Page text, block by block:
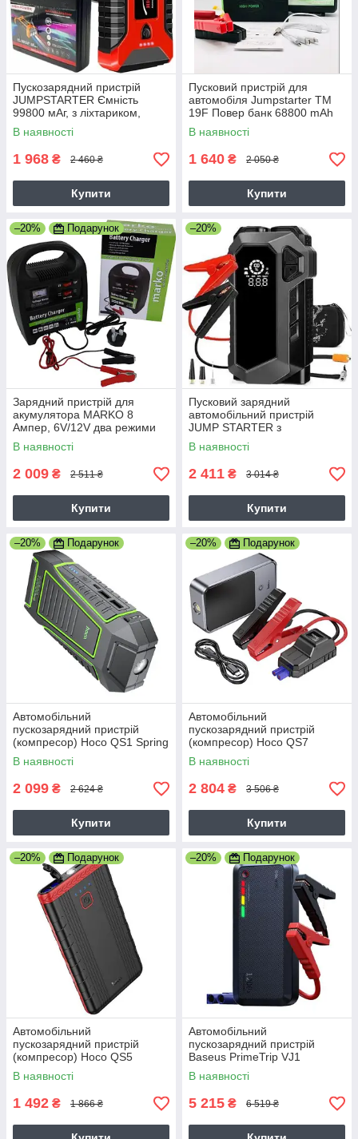
Пускозарядний пристрій
JUMPSTARTER Ємність
99800 мАг, з ліхтариком,
power bank, 4 USB (99800
BEZ)
В наявності
1 968 ₴ 2 460 ₴
Купити
Пусковий пристрій для
автомобіля Jumpstarter TM
19F Повер банк 68800 mAh
(300/600A) ПЗП для
автомобіля
В наявності
1 640 ₴ 2 050 ₴
Купити
–20% Подарунок
Зарядний пристрій для
акумулятора MARKO 8
Ампер, 6V/12V два режими
роботи
В наявності
2 009 ₴ 2 511 ₴
Купити
–20%
Пусковий зарядний
автомобільний пристрій
JUMP STARTER з
компресором USB 12В
чорний
В наявності
2 411 ₴ 3 014 ₴
Купити
–20% Подарунок
Автомобільний
пускозарядний пристрій
(компресор) Hoco QS1 Spring
10000mAh
В наявності
2 099 ₴ 2 624 ₴
Купити
–20% Подарунок
Автомобільний
пускозарядний пристрій
(компресор) Hoco QS7
Source 10000mAh
В наявності
2 804 ₴ 3 506 ₴
Купити
–20% Подарунок
Автомобільний
пускозарядний пристрій
(компресор) Hoco QS5
Refined 6000mAh
В наявності
1 492 ₴ 1 866 ₴
–20% Подарунок
Автомобільний
пускозарядний пристрій
Baseus PrimeTrip VJ1
Supercapacitor Car Jump
Starter 1200A
В наявності
5 215 ₴ 6 519 ₴